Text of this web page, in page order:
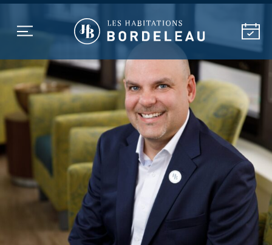
MILIEU DE VIE
NOS RÉSIDENCES
SOINS ET SERVICES DE
SANTÉ
ACTIVITÉS